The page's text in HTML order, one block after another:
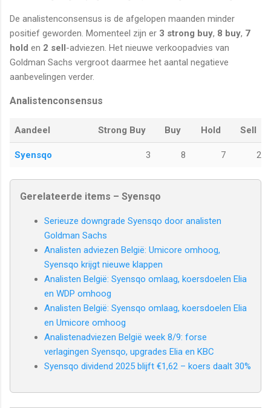
De analistenconsensus is de afgelopen maanden minder
positief geworden. Momenteel zijn er 3 strong buy, 8 buy, 7
hold en 2 sell-adviezen. Het nieuwe verkoopadvies van
Goldman Sachs vergroot daarmee het aantal negatieve
aanbevelingen verder.
Analistenconsensus
Aandeel Strong Buy Buy Hold Sell
Syensqo 3 8 7 2
Gerelateerde items – Syensqo
Serieuze downgrade Syensqo door analisten
Goldman Sachs
Analisten adviezen België: Umicore omhoog,
Syensqo krijgt nieuwe klappen
Analisten België: Syensqo omlaag, koersdoelen Elia
en WDP omhoog
Analisten België: Syensqo omlaag, koersdoelen Elia
en Umicore omhoog
Analistenadviezen België week 8/9: forse
verlagingen Syensqo, upgrades Elia en KBC
Syensqo dividend 2025 blijft €1,62 – koers daalt 30%